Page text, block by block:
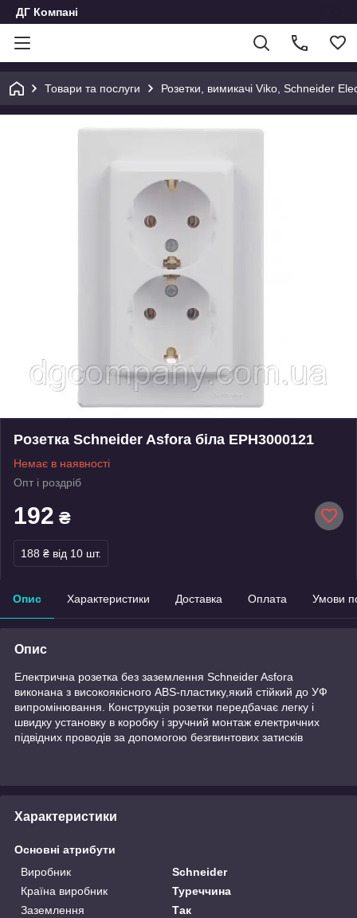
ДГ Компані
Товари та послуги Розетки, вимикачі Viko, Schneider
Розетка Schneider Asfora біла EPH3000121
Немає в наявності
Опт і роздріб
192 ₴
188 ₴ від 10 шт.
Опис Характеристики Доставка Оплата Умови
Опис
Електрична розетка без заземлення Schneider Asfora
виконана з високоякісного ABS-пластику,який стійкий до УФ
випромінювання. Конструкція розетки передбачає легку і
швидку установку в коробку і зручний монтаж електричних
підвідних проводів за допомогою безгвинтових затисків
Характеристики
Основні атрибути
Виробник
Schneider
Країна виробник
Туреччина
Заземлення
Так